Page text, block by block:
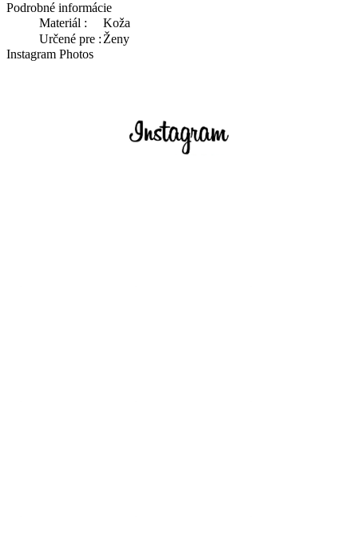
Podrobné informácie
Materiál :
Koža
Určené pre :Ženy
Instagram Photos